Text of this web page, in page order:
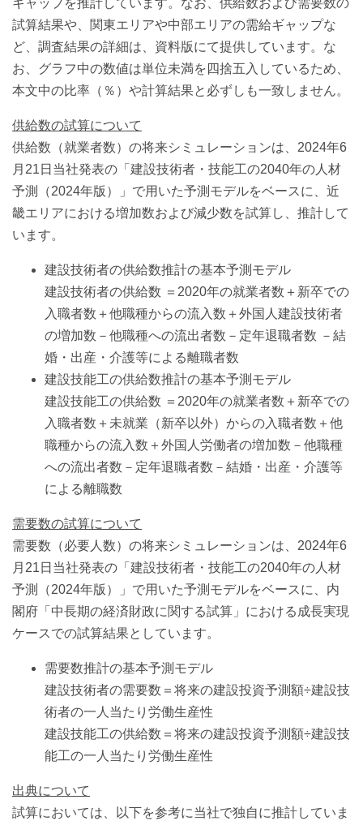
ギャップを推計しています。なお、供給数および需要数の
試算結果や、関東エリアや中部エリアの需給ギャップな
ど、調査結果の詳細は、資料版にて提供しています。な
お、グラフ中の数値は単位未満を四捨五入しているため、
本文中の比率（％）や計算結果と必ずしも一致しません。
供給数の試算について
供給数（就業者数）の将来シミュレーションは、2024年6
月21日当社発表の「建設技術者・技能工の2040年の人材
予測（2024年版）」で用いた予測モデルをベースに、近
畿エリアにおける増加数および減少数を試算し、推計して
います。
建設技術者の供給数推計の基本予測モデル
建設技術者の供給数 ＝2020年の就業者数＋新卒での
入職者数＋他職種からの流入数＋外国人建設技術者
の増加数－他職種への流出者数－定年退職者数 －結
婚・出産・介護等による離職者数
建設技能工の供給数推計の基本予測モデル
建設技能工の供給数 ＝ 2020年の就業者数＋新卒での
入職者数＋未就業（新卒以外）からの入職者数＋他
職種からの流入数＋外国人労働者の増加数－他職種
への流出者数－定年退職者数－結婚・出産・介護等
による離職数
需要数の試算について
需要数（必要人数）の将来シミュレーションは、2024年6
月21日当社発表の「建設技術者・技能工の2040年の人材
予測（2024年版）」で用いた予測モデルをベースに、内
閣府「中長期の経済財政に関する試算」における成長実現
ケースでの試算結果としています。
需要数推計の基本予測モデル
建設技術者の需要数＝将来の建設投資予測額÷建設技
術者の一人当たり労働生産性
建設技能工の供給数＝将来の建設投資予測額÷建設技
能工の一人当たり労働生産性
出典について
試算においては、以下を参考に当社で独自に推計していま